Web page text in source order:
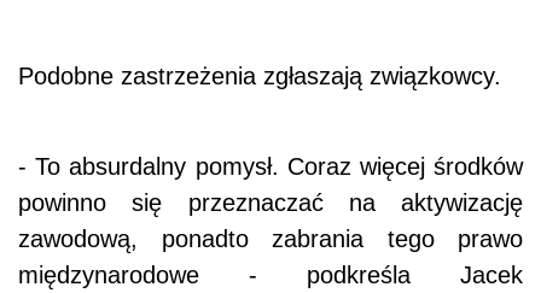
Podobne zastrzeżenia zgłaszają związkowcy.
- To absurdalny pomysł. Coraz więcej środków
powinno się przeznaczać na aktywizację
zawodową, ponadto zabrania tego prawo
międzynarodowe - podkreśla Jacek